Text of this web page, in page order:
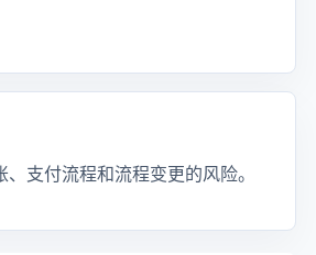
支付流程和流程变更的风险。